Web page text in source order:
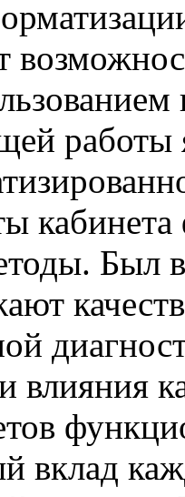
работы
Был
влияния
вклад